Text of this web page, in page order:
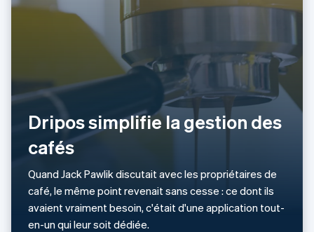
Dripos simplifie la gestion des
cafés
Quand Jack Pawlik discutait avec les propriétaires de
café, le même point revenait sans cesse : ce dont ils
avaient vraiment besoin, c'était d'une application tout-
en-un qui leur soit dédiée.
English
English
Lettonie
English
Liechtenstein
DeutschEnglish
Lituanie
English
FrançaisDeutschEnglish
Malaisie
English简体中文
Malte